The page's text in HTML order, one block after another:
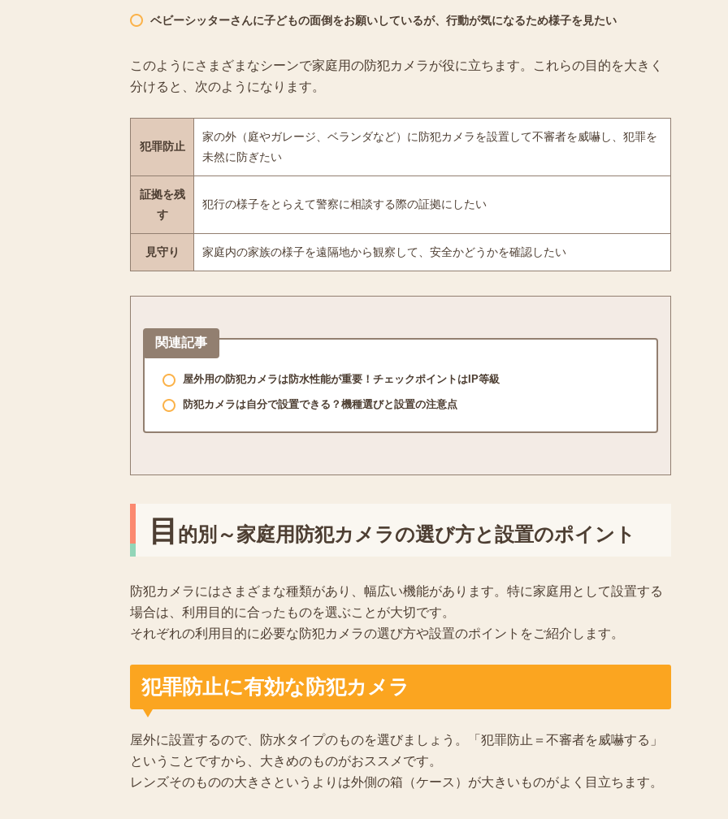
ベビーシッターさんに子どもの面倒をお願いしているが、行動が気になるため様子を見たい
このようにさまざまなシーンで家庭用の防犯カメラが役に立ちます。これらの目的を大きく
分けると、次のようになります。
犯罪防止
家の外（庭やガレージ、ベランダなど）に防犯カメラを設置して不審者を威嚇し、犯罪を
未然に防ぎたい
証拠を残
す
犯行の様子をとらえて警察に相談する際の証拠にしたい
見守り 家庭内の家族の様子を遠隔地から観察して、安全かどうかを確認したい
関連記事
屋外用の防犯カメラは防水性能が重要！チェックポイントはIP等級
防犯カメラは自分で設置できる？機種選びと設置の注意点
目 的別～家庭用防犯カメラの選び方と設置のポイント
防犯カメラにはさまざまな種類があり、幅広い機能があります。特に家庭用として設置する
場合は、利用目的に合ったものを選ぶことが大切です。
それぞれの利用目的に必要な防犯カメラの選び方や設置のポイントをご紹介します。
犯罪防止に有効な防犯カメラ
屋外に設置するので、防水タイプのものを選びましょう。「犯罪防止＝不審者を威嚇する」
ということですから、大きめのものがおススメです。
レンズそのものの大きさというよりは外側の箱（ケース）が大きいものがよく目立ちます。